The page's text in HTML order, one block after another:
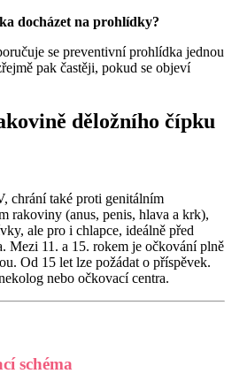
docházet na prohlídky?
se preventivní prohlídka jednou
pak častěji, pokud se objeví
děložního čípku
chrání také proti genitálním
rakoviny (anus, penis, hlava a krk),
ale pro i chlapce, ideálně před
Mezi 11. a 15. rokem je očkování plně
Od 15 let lze požádat o příspěvek.
nebo očkovací centra.
schéma